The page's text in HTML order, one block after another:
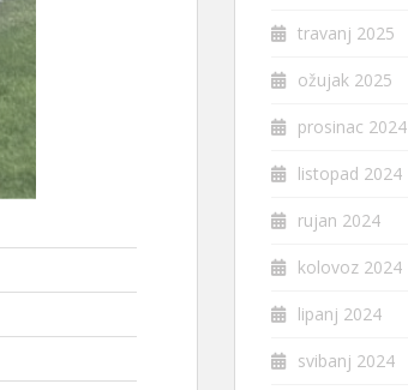
travanj 2025
ožujak 2025
prosinac 2024
listopad 2024
rujan 2024
kolovoz 2024
lipanj 2024
svibanj 2024